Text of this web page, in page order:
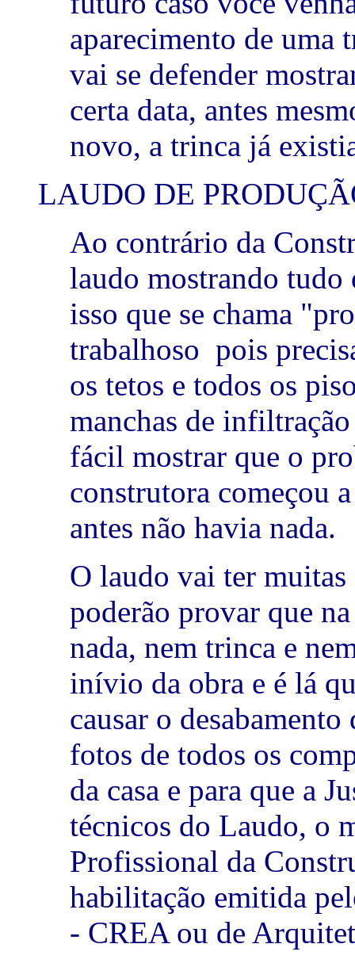
aparecimento de uma
vai se defender
certa data, antes
novo, a trinca já
LAUDO DE
Ao contrário da
laudo mostrando tudo
isso que se chama
trabalhoso pois
os tetos e todos os
manchas de
fácil mostrar que o
construtora começou
antes não havia nada.
O laudo vai ter
poderão provar que
nada, nem trinca e
inívio da obra e é lá
causar o
fotos de todos os
da casa e para que a
técnicos do Laudo, o
Profissional da
habilitação emitida
- CREA ou de